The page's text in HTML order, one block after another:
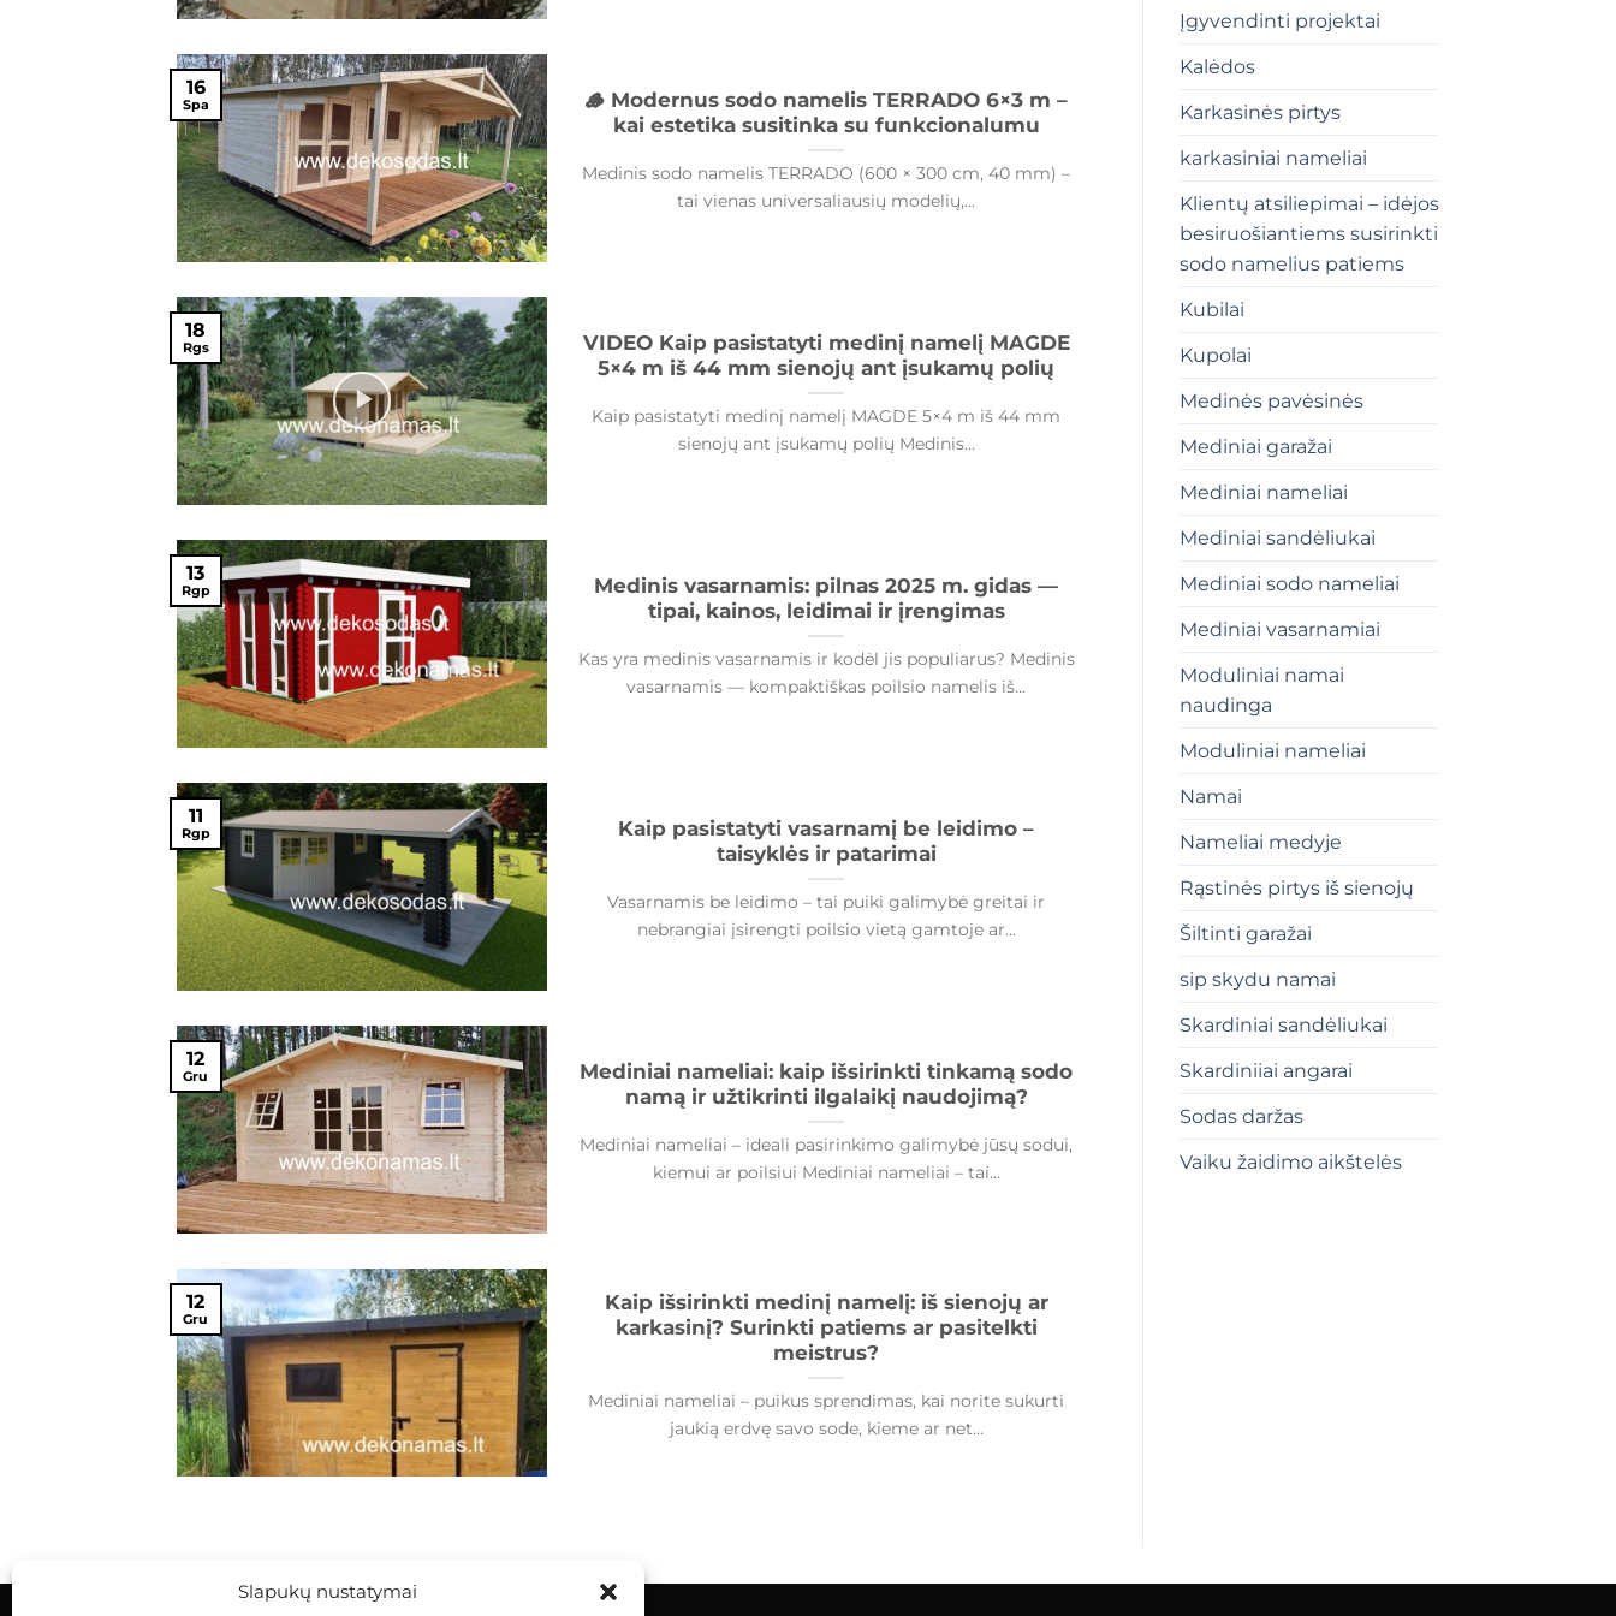
Slapukų nustatymai
🪵 Modernus sodo namelis TERRADO 6×3 m –
kai estetika susitinka su funkcionalumu
Medinis sodo namelis TERRADO (600 × 300 cm, 40 mm) –
tai vienas universaliausių modelių,...
16
Spa
VIDEO Kaip pasistatyti medinį namelį MAGDE
5×4 m iš 44 mm sienojų ant įsukamų polių
Kaip pasistatyti medinį namelį MAGDE 5×4 m iš 44 mm
sienojų ant įsukamų polių Medinis...
18
Rgs
Medinis vasarnamis: pilnas 2025 m. gidas —
tipai, kainos, leidimai ir įrengimas
Kas yra medinis vasarnamis ir kodėl jis populiarus? Medinis
vasarnamis — kompaktiškas poilsio namelis iš...
13
Rgp
Kaip pasistatyti vasarnamį be leidimo –
taisyklės ir patarimai
Vasarnamis be leidimo – tai puiki galimybė greitai ir
nebrangiai įsirengti poilsio vietą gamtoje ar...
11
Rgp
Mediniai nameliai: kaip išsirinkti tinkamą sodo
namą ir užtikrinti ilgalaikį naudojimą?
Mediniai nameliai – ideali pasirinkimo galimybė jūsų sodui,
kiemui ar poilsiui Mediniai nameliai – tai...
12
Gru
Kaip išsirinkti medinį namelį: iš sienojų ar
karkasinį? Surinkti patiems ar pasitelkti
meistrus?
Mediniai nameliai – puikus sprendimas, kai norite sukurti
jaukią erdvę savo sode, kieme ar net...
12
Gru
Įgyvendinti projektai
Kalėdos
Karkasinės pirtys
karkasiniai nameliai
Klientų atsiliepimai – idėjos
besiruošiantiems susirinkti
sodo namelius patiems
Kubilai
Kupolai
Medinės pavėsinės
Mediniai garažai
Mediniai nameliai
Mediniai sandėliukai
Mediniai sodo nameliai
Mediniai vasarnamiai
Moduliniai namai
naudinga
Moduliniai nameliai
Namai
Nameliai medyje
Rąstinės pirtys iš sienojų
Šiltinti garažai
sip skydu namai
Skardiniai sandėliukai
Skardiniiai angarai
Sodas daržas
Vaiku žaidimo aikštelės